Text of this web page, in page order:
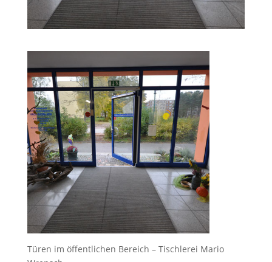
Türen im öffentlichen Bereich – Tischlerei Mario